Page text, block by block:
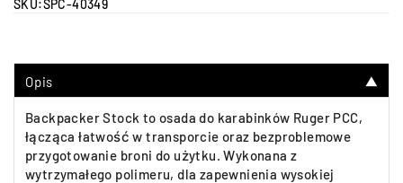
SKU:SPC-40349
Opis ▼
Backpacker Stock to osada do karabinków Ruger PCC,
łącząca łatwość w transporcie oraz bezproblemowe
przygotowanie broni do użytku. Wykonana z
wytrzymałego polimeru, dla zapewnienia wysokiej